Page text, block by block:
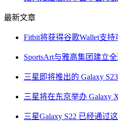
最新文章
Fitbit将获得谷歌Wallet支
SportsArt与雅高集团建立
三星即将推出的 Galaxy
三星将在东京举办 Galaxy
三星Galaxy S22 已经通过